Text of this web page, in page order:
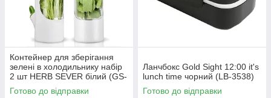
Контейнер для зберігання
зелені в холодильнику набір
2 шт HERB SEVER білий (GS-
141795)
Готово до відправки
Ланчбокс Gold Sight 12:00 it's
lunch time чорний (LB-3538)
Готово до відправки